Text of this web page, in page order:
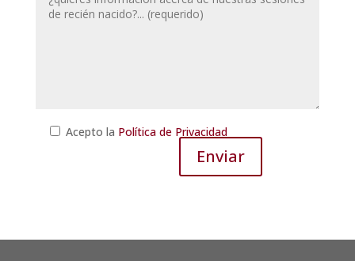
Acepto la Política de Privacidad